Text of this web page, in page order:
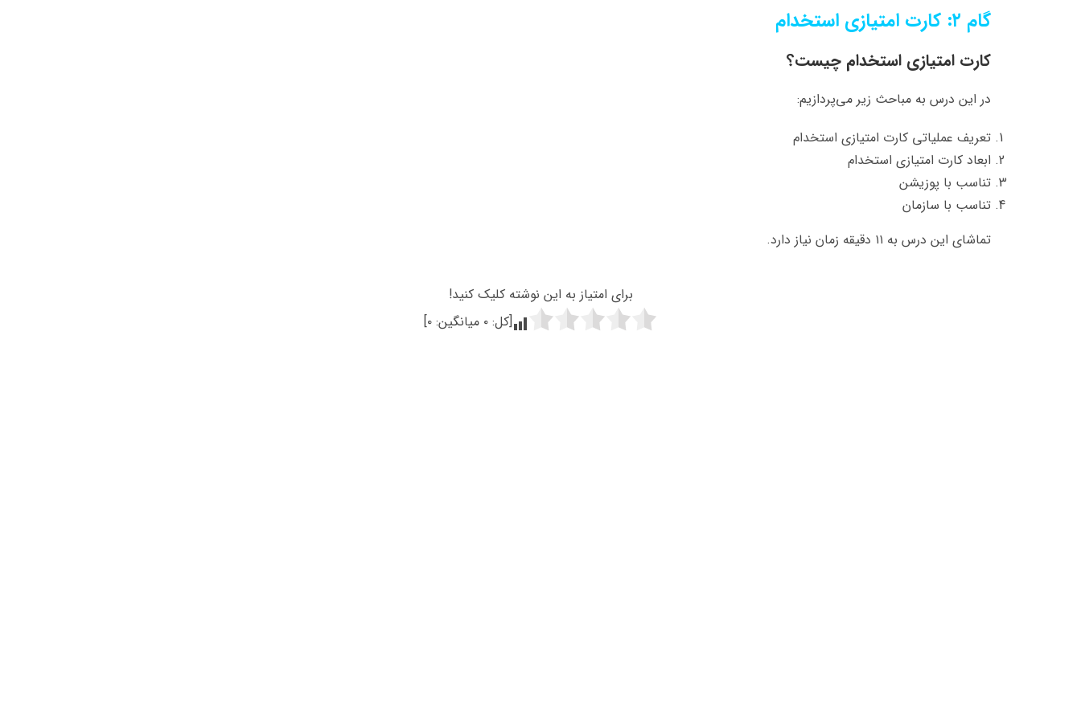
گام ۲: کارت امتیازی استخدام
کارت امتیازی استخدام چیست؟
در این درس به مباحث زیر می‌پردازیم:
تعریف عملیاتی کارت امتیازی استخدام
ابعاد کارت امتیازی استخدام
تناسب با پوزیشن
تناسب با سازمان
تماشای این درس به ۱۱ دقیقه زمان نیاز دارد.
برای امتیاز به این نوشته کلیک کنید!
[کل: ۰ میانگین: ۰]